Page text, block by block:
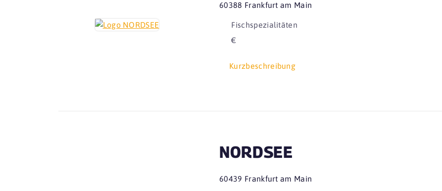
60388 Frankfurt am Main
Fischspezialitäten
€
Kurzbeschreibung
NORDSEE
60439 Frankfurt am Main